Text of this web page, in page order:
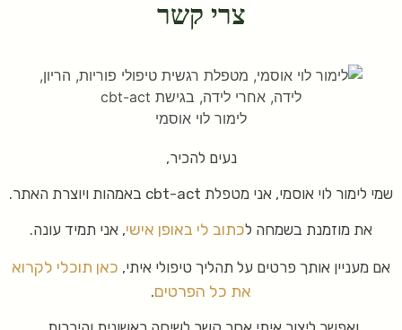
צרי קשר
לימור לוי אוסמי
נעים להכיר,
שמי לימור לוי אוסמי, אני מטפלת cbt-act באמהות ויוצרת האתר.
את מוזמנת בשמחה לכתוב לי באופן אישי, אני תמיד עונה.
אם מעניין אותך פרטים על תהליך טיפולי איתי, כאן תוכלי לקרוא
את כל הפרטים.